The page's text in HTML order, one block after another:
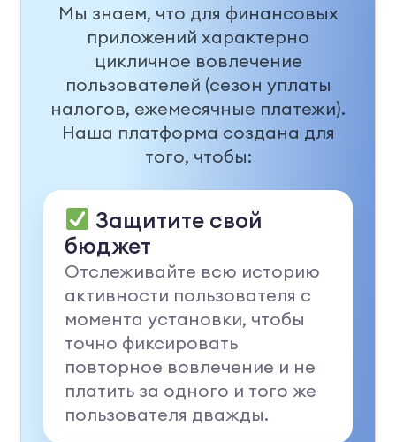
Мы знаем, что для финансовых
приложений характерно
цикличное вовлечение
пользователей (сезон уплаты
налогов, ежемесячные платежи).
Наша платформа создана для
того, чтобы:
Защитите свой
бюджет
Отслеживайте всю историю
активности пользователя с
момента установки, чтобы
точно фиксировать
повторное вовлечение и не
платить за одного и того же
пользователя дважды.